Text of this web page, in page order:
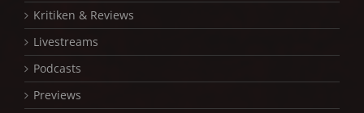
Kritiken & Reviews
Livestreams
Podcasts
Previews